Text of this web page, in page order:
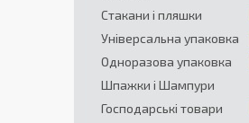
Стакани і пляшки
Універсальна упаковка
Одноразова упаковка
Шпажки і Шампури
Господарські товари